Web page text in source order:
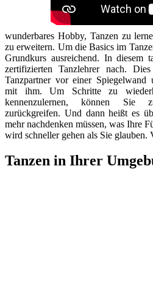
wunderbares Hobby, Tanzen zu
zu erweitern. Um die Basics im
Grundkurs ausreichend. In diesem
zertifizierten Tanzlehrer nach.
Tanzpartner vor einer Spiegelwand
mit ihm. Um Schritte zu
kennenzulernen, können Sie
zurückgreifen. Und dann heißt es
mehr nachdenken müssen, was Ihre
wird schneller gehen als Sie glauben.
Tanzen in Ihrer